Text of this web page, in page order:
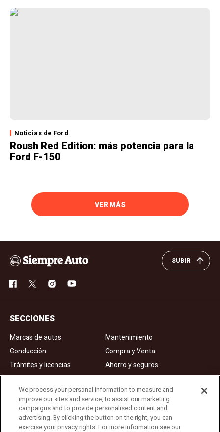
Noticias de Ford
Roush Red Edition: más potencia para la
Ford F-150
VER MÁS
SUBIR
SECCIONES
Marcas de autos
Mantenimiento
Conducción
Compra y Venta
Trámites y licencias
Ahorro y seguros
Noticias
Videos de autos
Ad Choices
About Us
We process your personal information to measure and
improve our sites and service, to assist our marketing
campaigns and to provide personalised content and
advertising. By clicking the button on the right, you can
exercise your privacy rights. For more information see our